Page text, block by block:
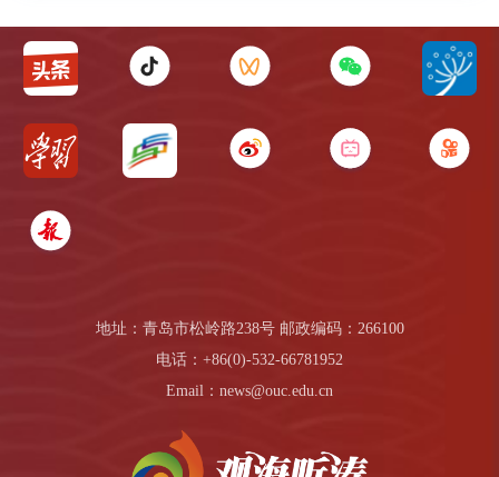
地址：青岛市松岭路238号 邮政编码：266100
电话：+86(0)-532-66781952
Email：news@ouc.edu.cn